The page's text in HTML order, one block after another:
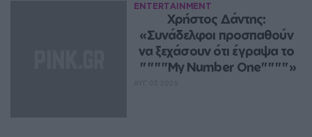
ENTERTAINMENT
Χρήστος Δάντης:
«Συνάδελφοι προσπαθούν
να ξεχάσουν ότι έγραψα το
""""My Number One""""»